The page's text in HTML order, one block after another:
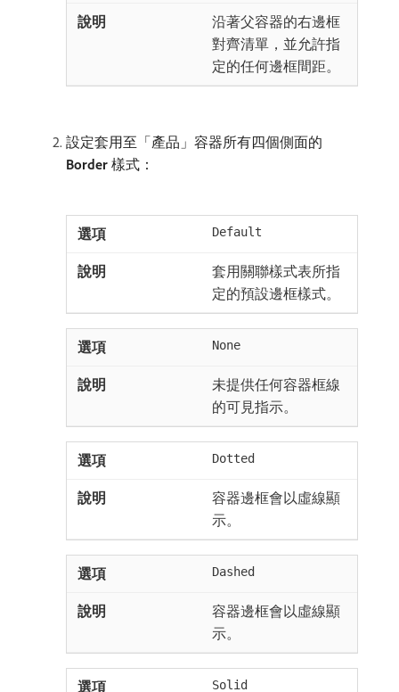
沿著父容器的右邊框
對齊清單，並允許指
定的任何邊框間距。
設定套用至「產品」容器所有四個側面的​
Border ​樣式：
Default
套用關聯樣式表所指
定的預設邊框樣式。
None
未提供任何容器框線
的可見指示。
Dotted
容器邊框會以虛線顯
示。
Dashed
容器邊框會以虛線顯
示。
Solid